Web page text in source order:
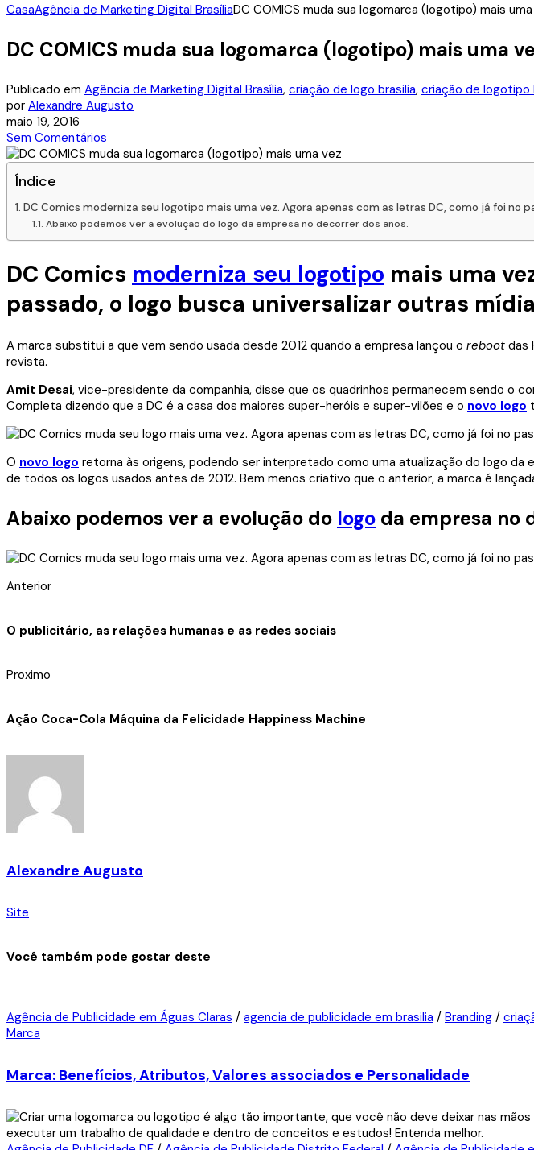
CasaAgência de Marketing Digital BrasíliaDC COMICS muda sua logomarca (logotipo) mais
DC COMICS muda sua logomarca (logotipo) mais uma
Publicado em Agência de Marketing Digital Brasília, criação de logo brasilia, criação de logotipo
por Alexandre Augusto
maio 19, 2016
Sem Comentários
Índice
DC Comics moderniza seu logotipo mais uma vez. Agora apenas com as letras DC, como já foi no
Abaixo podemos ver a evolução do logo da empresa no decorrer dos anos.
DC Comics moderniza seu logotipo mais uma
passado, o logo busca universalizar outras
A marca substitui a que vem sendo usada desde 2012 quando a empresa lançou o reboot das
revista.
Amit Desai, vice-presidente da companhia, disse que os quadrinhos permanecem sendo o
Completa dizendo que a DC é a casa dos maiores super-heróis e super-vilões e o novo logo
O novo logo retorna às origens, podendo ser interpretado como uma atualização do logo
de todos os logos usados antes de 2012. Bem menos criativo que o anterior, a marca é
Abaixo podemos ver a evolução do logo da empresa no
Anterior
O publicitário, as relações humanas e as redes sociais
Proximo
Ação Coca-Cola Máquina da Felicidade Happiness Machine
Alexandre Augusto
Site
Você também pode gostar deste
Agência de Publicidade em Águas Claras / agencia de publicidade em brasilia / Branding /
Marca
Marca: Benefícios, Atributos, Valores associados e Personalidade